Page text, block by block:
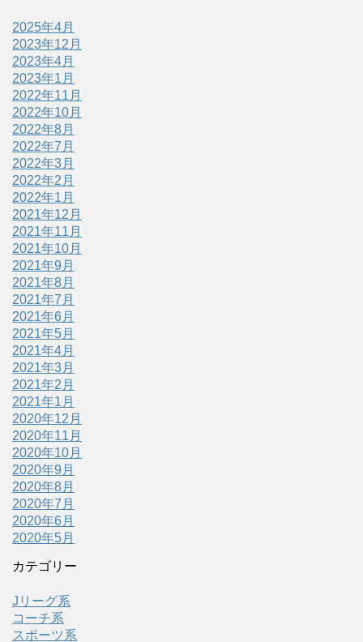
2025年4月
2023年12月
2023年4月
2023年1月
2022年11月
2022年10月
2022年8月
2022年7月
2022年3月
2022年2月
2022年1月
2021年12月
2021年11月
2021年10月
2021年9月
2021年8月
2021年7月
2021年6月
2021年5月
2021年4月
2021年3月
2021年2月
2021年1月
2020年12月
2020年11月
2020年10月
2020年9月
2020年8月
2020年7月
2020年6月
2020年5月
カテゴリー
Jリーグ系
コーチ系
スポーツ系